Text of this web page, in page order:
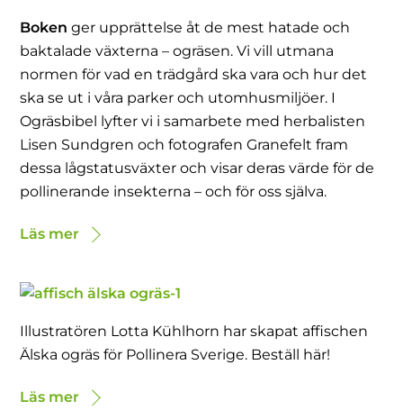
Boken ger upprättelse åt de mest hatade och
baktalade växterna – ogräsen. Vi vill utmana
normen för vad en trädgård ska vara och hur det
ska se ut i våra parker och utomhusmiljöer. I
Ogräsbibel lyfter vi i samarbete med herbalisten
Lisen Sundgren och fotografen Granefelt fram
dessa lågstatusväxter och visar deras värde för de
pollinerande insekterna – och för oss själva.
Läs mer
Illustratören Lotta Kühlhorn har skapat affischen
Älska ogräs för Pollinera Sverige. Beställ här!
Läs mer